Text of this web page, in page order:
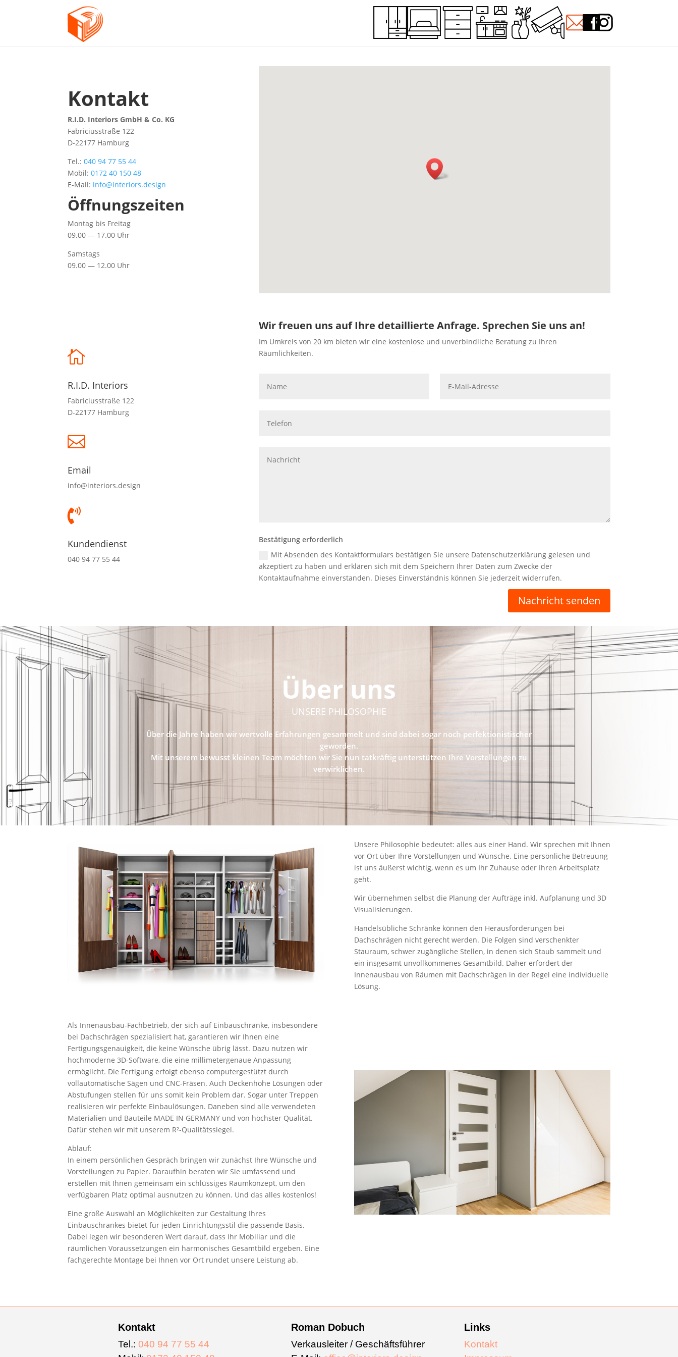
Kontakt
R.I.D. Interiors GmbH & Co. KG
Fabriciusstraße 122
D-22177 Hamburg
Tel.:040 94 77 55 44
Mobil:0172 40 150 48
E-Mail: info@interiors.design
Öffnungszeiten
Montag bis Freitag
09.00 — 17.00 Uhr
Samstags
09.00 — 12.00 Uhr

R.I.D. Interiors
Fabriciusstraße 122
D-22177 Hamburg

Email
info@interiors.design

Kundendienst
040 94 77 55 44
Wir freuen uns auf Ihre detaillierte Anfrage. Sprechen Sie uns an!
Im Umkreis von 20 km bieten wir eine kostenlose und unverbindliche Beratung zu Ihren
Räumlichkeiten.
Bestätigung erforderlich
Mit Absenden des Kontaktformulars bestätigen Sie unsere Datenschutzerklärung gelesen und
akzeptiert zu haben und erklären sich mit dem Speichern Ihrer Daten zum Zwecke der
Kontaktaufnahme einverstanden. Dieses Einverständnis können Sie jederzeit widerrufen.
Nachricht senden
Über uns
UNSERE PHILOSOPHIE
Über die Jahre haben wir wertvolle Erfahrungen gesammelt und sind dabei sogar noch perfektionistischer
geworden.
Mit unserem bewusst kleinen Team möchten wir Sie nun tatkräftig unterstützen Ihre Vorstellungen zu
verwirklichen.
Unsere Philosophie bedeutet: alles aus einer Hand. Wir sprechen mit Ihnen
vor Ort über Ihre Vorstellungen und Wünsche. Eine persönliche Betreuung
ist uns äußerst wichtig, wenn es um Ihr Zuhause oder Ihren Arbeitsplatz
geht.
Wir übernehmen selbst die Planung der Aufträge inkl. Aufplanung und 3D
Visualisierungen.
Handelsübliche Schränke können den Herausforderungen bei
Dachschrägen nicht gerecht werden. Die Folgen sind verschenkter
Stauraum, schwer zugängliche Stellen, in denen sich Staub sammelt und
ein insgesamt unvollkommenes Gesamtbild. Daher erfordert der
Innenausbau von Räumen mit Dachschrägen in der Regel eine individuelle
Lösung.
Als Innenausbau-Fachbetrieb, der sich auf Einbauschränke, insbesondere
bei Dachschrägen spezialisiert hat, garantieren wir Ihnen eine
Fertigungsgenauigkeit, die keine Wünsche übrig lässt. Dazu nutzen wir
hochmoderne 3D-Software, die eine millimetergenaue Anpassung
ermöglicht. Die Fertigung erfolgt ebenso computergestützt durch
vollautomatische Sägen und CNC-Fräsen. Auch Deckenhohe Lösungen oder
Abstufungen stellen für uns somit kein Problem dar. Sogar unter Treppen
realisieren wir perfekte Einbaulösungen. Daneben sind alle verwendeten
Materialien und Bauteile MADE IN GERMANY und von höchster Qualität.
Dafür stehen wir mit unserem R²-Qualitätssiegel.
Ablauf:
In einem persönlichen Gespräch bringen wir zunächst Ihre Wünsche und
Vorstellungen zu Papier. Daraufhin beraten wir Sie umfassend und
erstellen mit Ihnen gemeinsam ein schlüssiges Raumkonzept, um den
verfügbaren Platz optimal ausnutzen zu können. Und das alles kostenlos!
Eine große Auswahl an Möglichkeiten zur Gestaltung Ihres
Einbauschrankes bietet für jeden Einrichtungsstil die passende Basis.
Dabei legen wir besonderen Wert darauf, dass Ihr Mobiliar und die
räumlichen Voraussetzungen ein harmonisches Gesamtbild ergeben. Eine
fachgerechte Montage bei Ihnen vor Ort rundet unsere Leistung ab.
Kontakt
Tel.: 040 94 77 55 44
Roman Dobuch
Verkausleiter / Geschäftsführer
Links
Kontakt